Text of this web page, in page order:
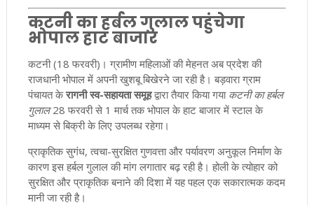
कटनी का हर्बल गुलाल पहुंचेगा
भोपाल हाट बाजार
कटनी (18 फरवरी)। ग्रामीण महिलाओं की मेहनत अब प्रदेश की
राजधानी भोपाल में अपनी खुशबू बिखेरने जा रही है। बड़वारा ग्राम
पंचायत केरागनी स्व-सहायता समूहद्वारा तैयार किया गया कटनी का हर्बल
गुलाल28 फरवरी से 1 मार्च तक भोपाल के हाट बाजार में स्टाल के
माध्यम से बिक्री के लिए उपलब्ध रहेगा।
प्राकृतिक सुगंध, त्वचा-सुरक्षित गुणवत्ता और पर्यावरण अनुकूल निर्माण के
कारण इस हर्बल गुलाल की मांग लगातार बढ़ रही है। होली के त्योहार को
सुरक्षित और प्राकृतिक बनाने की दिशा में यह पहल एक सकारात्मक कदम
मानी जा रही है।